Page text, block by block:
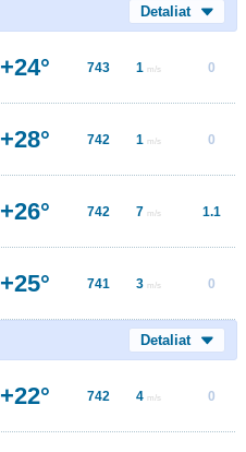
Detaliat
+24° 743 1 m/s 0
+28° 742 1 m/s 0
+26° 742 7 m/s 1.1
+25° 741 3 m/s 0
Detaliat
+22° 742 4 m/s 0